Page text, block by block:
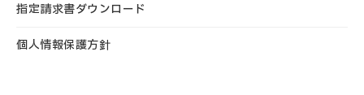
指定請求書ダウンロード
個人情報保護方針